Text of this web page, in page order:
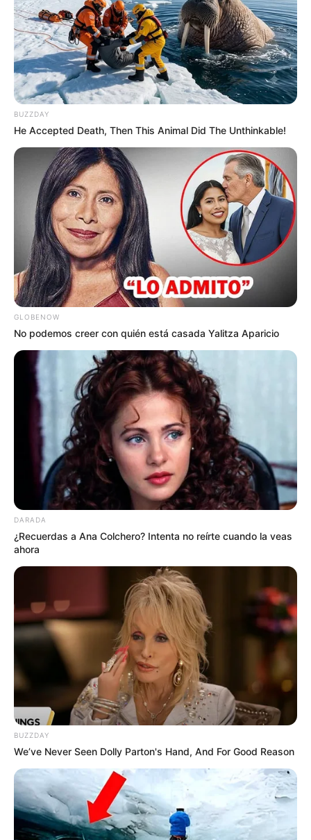
Bogotá sigue mostrandoseñales positivas en materia
económica y social. De acuerdo con las más recientes
cifras del Departamento Administrativo Nacional de
Estadística (DANE)
, más de 477 mil personas dejaron la
pobreza monetaria entre 2023 y 2025 , mientras que
otras 176 mil lograron superar la pobreza extrema.
LEA TAMBIÉN
Jóvenes a la E 5 ya tiene
cronograma: revelan fecha clave
para saber quiénes estudiarán
gratis en Bogotá
Los resultados corresponden a los
dos primeros años de
la administración del alcalde Carlos Fernando Galán
representan uno de los avances sociales más
importantes registrados por la ciudad en los últimos
años.
Lascifras indican que uno de cada cuatro bogotanos
que estaba en condición depobreza monetaria en 2023
logró salir de esa situación. En el caso de la pobreza
extrema, el resultado fue aún más significativo, pues
cuatro de cada diez personas dejaron atrás esa
condición.
La reducción ha permitido que Bogotá
se mantenga
entre las tres principales ciudades del país con menores
índices de pobreza monetaria y pobreza extrema ,
consolidando una recuperación sostenida después de los
efectos económicos que dejó la pandemia.
BUZZDAY
He Accepted Death, Then This Animal Did The Unthinkable!
GLOBENOW
No podemos creer con quién está casada Yalitza Aparicio
DARADA
¿Recuerdas a Ana Colchero? Intenta no reírte cuando la veas
ahora
BUZZDAY
We’ve Never Seen Dolly Parton's Hand, And For Good Reason